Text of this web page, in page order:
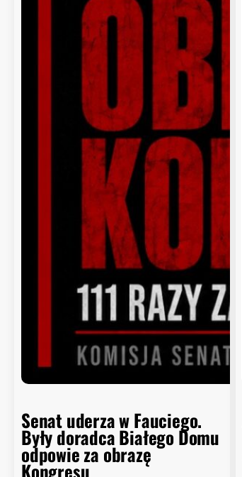
Senat uderza w Fauciego.
Były doradca Białego Domu
odpowie za obrazę
Kongresu